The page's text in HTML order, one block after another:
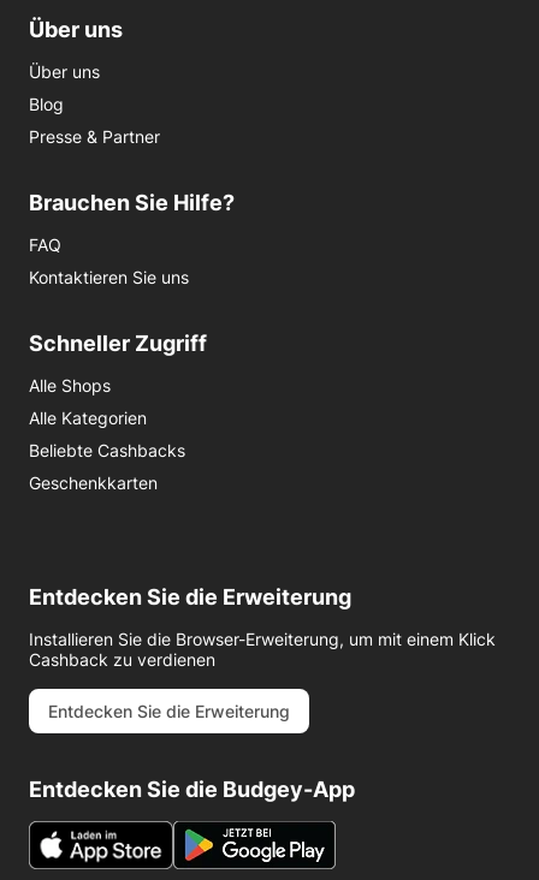
Über uns
Über uns
Blog
Presse & Partner
Brauchen Sie Hilfe?
FAQ
Kontaktieren Sie uns
Schneller Zugriff
Alle Shops
Alle Kategorien
Beliebte Cashbacks
Geschenkkarten
Entdecken Sie die Erweiterung
Installieren Sie die Browser-Erweiterung, um mit einem Klick
Cashback zu verdienen
Entdecken Sie die Erweiterung
Entdecken Sie die Budgey-App